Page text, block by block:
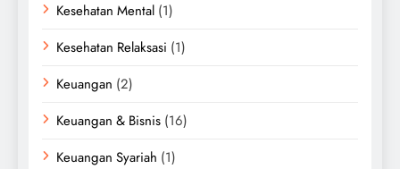
Kesehatan Mental (1)
Kesehatan Relaksasi (1)
Keuangan (2)
Keuangan & Bisnis (16)
Keuangan Syariah (1)